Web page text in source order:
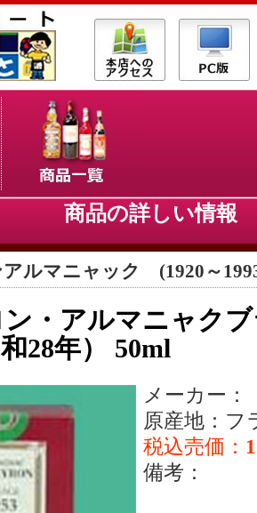
商品の詳しい情
ルマニャック (1920～
ン・アルマニャク
和28年） 50ml
メーカー：
原産地：フ
税込売価：
備考：